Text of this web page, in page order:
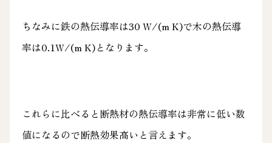
ちなみに鉄の熱伝導率は30 W/(m K)で木の熱伝導
率は0.1W/(m K)となります。
これらに比べると断熱材の熱伝導率は非常に低い数
値になるので断熱効果高いと言えます。